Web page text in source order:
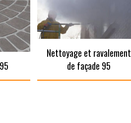
Nettoyage et ravalement
de façade 95